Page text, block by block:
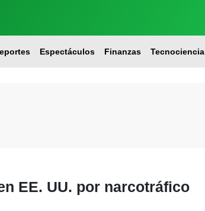
Espectáculos Finanzas Tecnociencia
EE. UU. por narcotráfico